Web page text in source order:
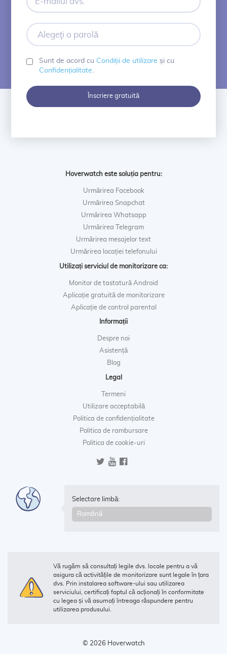
Sunt de acord cu Condiții de utilizare și cu
Confidențialitate.
Înscriere gratuită
Hoverwatch este soluția pentru:
Urmărirea Facebook
Urmărirea Snapchat
Urmărirea Whatsapp
Urmărirea Telegram
Urmărirea mesajelor text
Urmărirea locației telefonului
Utilizați serviciul de monitorizare ca:
Monitor de tastatură Android
Aplicație gratuită de monitorizare
Aplicație de control parental
Informații
Despre noi
Asistență
Blog
Legal
Termeni
Utilizare acceptabilă
Politica de confidențialitate
Politica de rambursare
Politica de cookie-uri
Selectare limbă:
Vă rugăm să consultați legile dvs. locale pentru a vă
asigura că activitățile de monitorizare sunt legale în țara
dvs. Prin instalarea software-ului sau utilizarea
serviciului, certificați faptul că acționați în conformitate
cu legea și vă asumați întreaga răspundere pentru
utilizarea produsului.
© 2026 Hoverwatch